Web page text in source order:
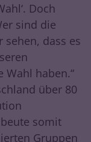
Doch
sind die
dass es
Wahl haben.“
über 80
somit
Gruppen